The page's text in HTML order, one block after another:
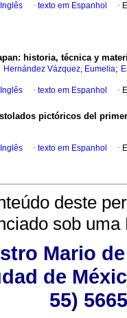
Inglês · texto em Espanhol ·
historia, técnica y
Hernández Vázquez, Eumelia;
Inglês · texto em Espanhol ·
pictóricos del
Inglês · texto em Espanhol ·
deste
sob uma
Mario
de
55)